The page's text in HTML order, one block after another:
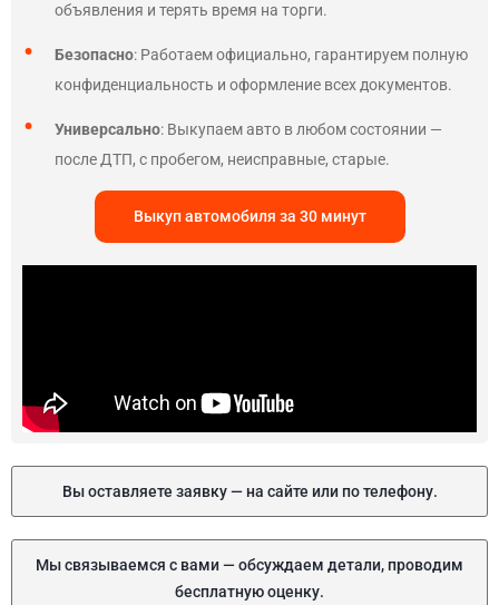
объявления и терять время на торги.
Безопасно: Работаем официально, гарантируем полную
конфиденциальность и оформление всех документов.
Универсально: Выкупаем авто в любом состоянии —
после ДТП, с пробегом, неисправные, старые.
Выкуп автомобиля за 30 минут
Вы оставляете заявку — на сайте или по телефону.
Мы связываемся с вами — обсуждаем детали, проводим
бесплатную оценку.